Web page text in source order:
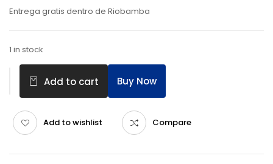
Entrega gratis dentro de Riobamba
1 in stock
Add to cart Buy Now
Add to wishlist Compare